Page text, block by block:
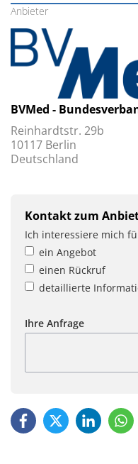
Anbieter
BVMed -
Reinhardtstr. 29b
10117 Berlin
Deutschland
Kontakt zum
Ich interessiere mich
ein Angebot
einen Rückruf
detaillierte
Ihre Anfrage